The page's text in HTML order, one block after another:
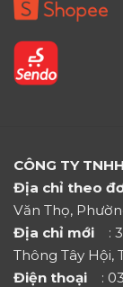
CÔNG TY
Địa chỉ theo
Văn Thọ,
Địa chỉ mới
:
Thông Tây Hội,
Điện thoại :